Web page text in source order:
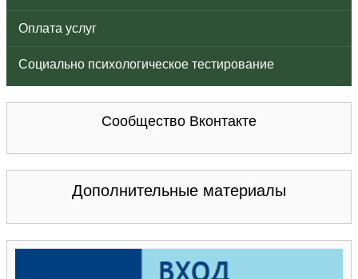
Оплата услуг
Социально психологическое тестирование
Сообщество Вконтакте
Дополнительные материалы